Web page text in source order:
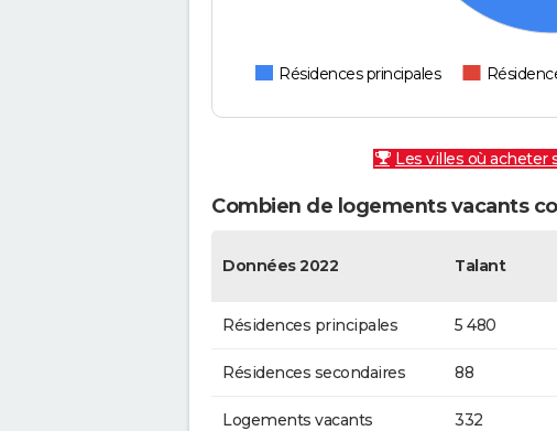
Résidences principales
Les villes où acheter
Combien de logements vacants
Données 2022 Talant
Résidences principales 5 480
Résidences secondaires 88
Logements vacants 332